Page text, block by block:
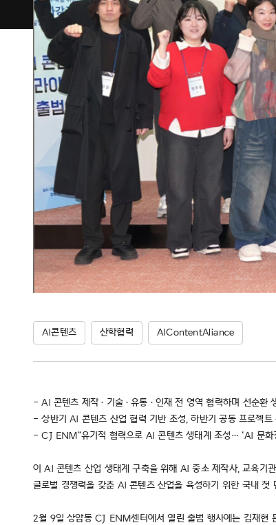
AI콘텐츠 산학협력 AIContentAliance
- AI 콘텐츠 제작·기술·유통·인재 전 영역 협력하며 선순환
- 상반기 AI 콘텐츠 산업 협력 기반 조성, 하반기 공동 프로젝트
- CJ ENM“유기적 협력으로 AI 콘텐츠 생태계 조성… ‘AI 문화
이 AI 콘텐츠 산업 생태계 구축을 위해 AI 중소 제작사, 교육기
글로벌 경쟁력을 갖춘 AI 콘텐츠 산업을 육성하기 위한 국내 첫
2월 9일 상암동 CJ ENM센터에서 열린 출범 행사에는 김재현